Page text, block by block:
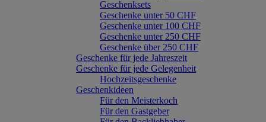
Geschenksets
Geschenke unter 50 CHF
Geschenke unter 100 CHF
Geschenke unter 250 CHF
Geschenke über 250 CHF
Geschenke für jede Jahreszeit
Geschenke für jede Gelegenheit
Hochzeitsgeschenke
Geschenkideen
Für den Meisterkoch
Für den Gastgeber